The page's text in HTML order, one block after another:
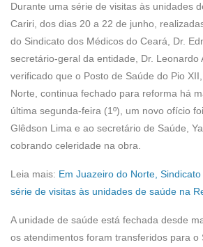
c
e
b
o
o
k
i
t
t
e
r
a
t
s
A
p
p
l
e
g
r
a
m
Durante uma série de visitas às unidades
Cariri, dos dias 20 a 22 de junho,
do Sindicato dos Médicos do Ceará, Dr.
secretário-geral da entidade, Dr. Leonardo
verificado que o Posto de Saúde do Pio
Norte, continua fechado para reforma há
última segunda-feira (1º), um novo ofício
Glêdson Lima e ao secretário de Saúde,
cobrando celeridade na obra.
Leia mais: Em Juazeiro do Norte,
série de visitas às unidades de saúde na
A unidade de saúde está fechada desde
os atendimentos foram transferidos para o